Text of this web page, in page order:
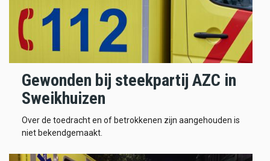
Gewonden bij steekpartij AZC in
Sweikhuizen
Over de toedracht en of betrokkenen zijn aangehouden is
niet bekendgemaakt.